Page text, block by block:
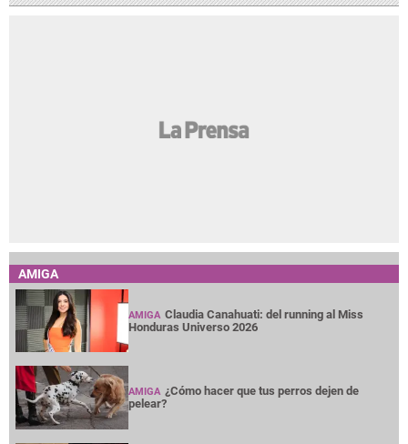
AMIGA
AMIGA Claudia Canahuati: del running al Miss
Honduras Universo 2026
AMIGA ¿Cómo hacer que tus perros dejen de
pelear?